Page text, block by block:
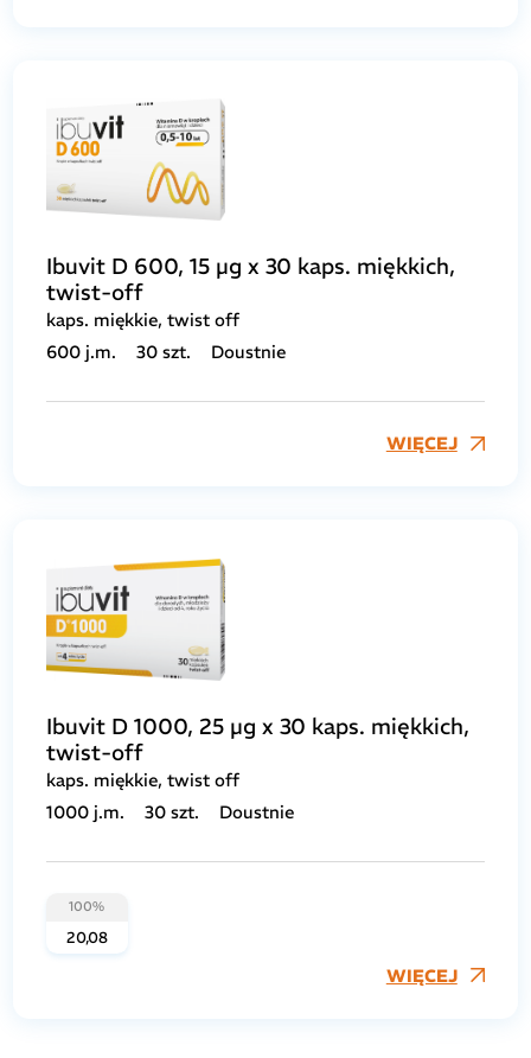
Ibuvit D 600, 15 µg x 30 kaps. miękkich,
twist-off
kaps. miękkie, twist off
600 j.m.
30 szt. Doustnie
WIĘCEJ
Ibuvit D 1000, 25 µg x 30 kaps. miękkich,
twist-off
kaps. miękkie, twist off
1000 j.m.
30 szt. Doustnie
100%
20,08
WIĘCEJ